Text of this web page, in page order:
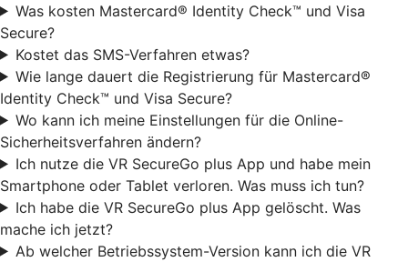
Was kosten Mastercard® Identity Check™ und Visa
Secure?
Kostet das SMS-Verfahren etwas?
Wie lange dauert die Registrierung für Mastercard®
Identity Check™ und Visa Secure?
Wo kann ich meine Einstellungen für die Online-
Sicherheitsverfahren ändern?
Ich nutze die VR SecureGo plus App und habe mein
Smartphone oder Tablet verloren. Was muss ich tun?
Ich habe die VR SecureGo plus App gelöscht. Was
mache ich jetzt?
Ab welcher Betriebssystem-Version kann ich die VR